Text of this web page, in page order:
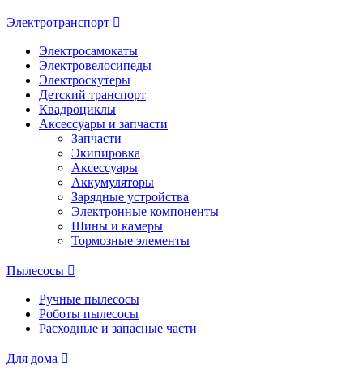
Электротранспорт
Электросамокаты
Электровелосипеды
Электроскутеры
Детский транспорт
Квадроциклы
Аксессуары и запчасти
Запчасти
Экипировка
Аксессуары
Аккумуляторы
Зарядные устройства
Электронные компоненты
Шины и камеры
Тормозные элементы
Пылесосы
Ручные пылесосы
Роботы пылесосы
Расходные и запасные части
Для дома